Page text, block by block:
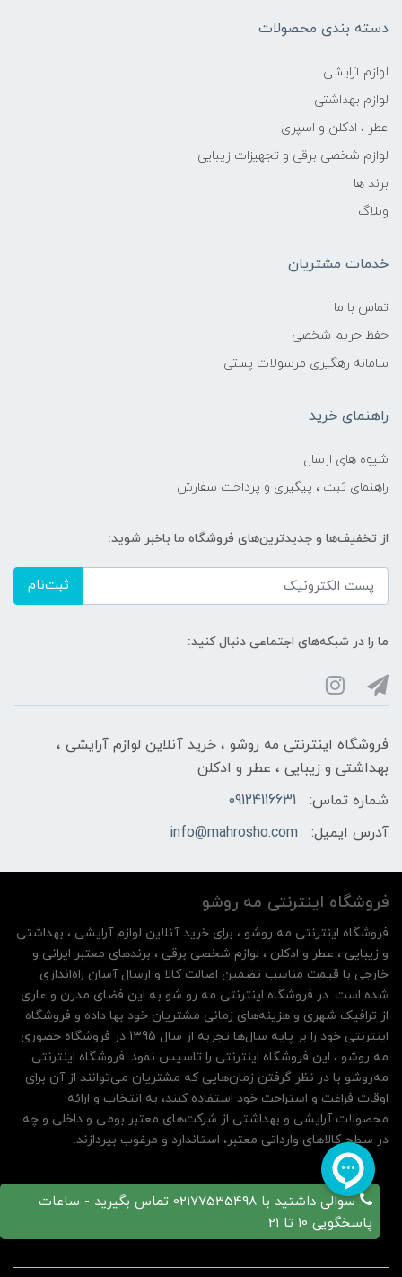
دسته بندی محصولات
لوازم آرایشی
لوازم بهداشتی
عطر ، ادکلن و اسپری
لوازم شخصی برقی و تجهیزات زیبایی
برند ها
وبلاگ
خدمات مشتریان
تماس با ما
حفظ حریم شخصی
سامانه رهگیری مرسولات پستی
راهنمای خرید
شیوه های ارسال
راهنمای ثبت ، پیگیری و پرداخت سفارش
از تخفیف‌ها و جدیدترین‌های فروشگاه ما باخبر شوید:
ثبت‌نام
ما را در شبکه‌های اجتماعی دنبال کنید:
فروشگاه اینترنتی مه‌ رو‌شو ، خرید آنلاین لوازم آرایشی ،
بهداشتی و زیبایی ، عطر و ادکلن
شماره تماس:
09124116631
آدرس ایمیل:
info@mahrosho.com
سوالی داشتید با 02177535498 تماس بگیرید - ساعات
پاسخگویی 10 تا 21
فروشگاه اینترنتی مه‌ رو‌شو
فروشگاه اینترنتی مه‌ رو‌شو ، برای خرید آنلاین لوازم آرایشی ، بهداشتی
و زیبایی ، عطر و ادکلن ، لوازم شخصی برقی ، برندهای معتبر ایرانی و
خارجی با قیمت مناسب تضمین اصالت کالا و ارسال آسان راه‌اندازی
شده است. در فروشگاه اینترنتی مه رو شو به این فضای مدرن و عاری
از ترافیک شهری و هزینه‌های زمانی مشتریان خود بها داده و فروشگاه
اینترنتی خود را بر پایه سال‌ها تجربه از سال 1395 در فروشگاه حضوری
مه روشو ، این فروشگاه اینترنتی را تاسیس نمود. فروشگاه اینترنتی
مه‌رو‌شو با در نظر گرفتن زمان‌هایی که مشتریان می‌توانند از آن‌ برای
اوقات فراغت و استراحت خود استفاده کنند، به انتخاب و ارائه
محصولات آرایشی و بهداشتی از شرکت‌های معتبر بومی و داخلی و چه
در سطح کالاهای وارداتی معتبر، استاندارد و مرغوب بپردازند.